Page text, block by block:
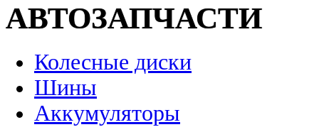
АВТОЗАПЧАСТИ
Колесные диски
Шины
Аккумуляторы